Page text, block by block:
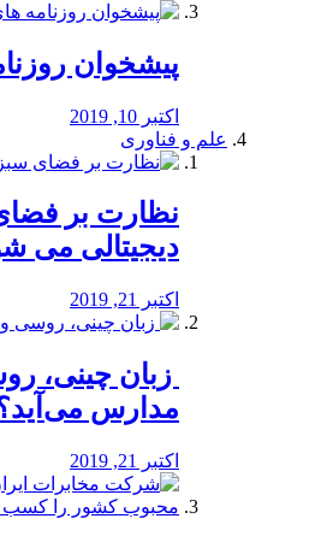
پیشخوان
اکتبر 10, 2019
علم و فناوری
نظارت بر
دیجیتالی می
اکتبر 21, 2019
زبان چینی،
مدارس
اکتبر 21, 2019